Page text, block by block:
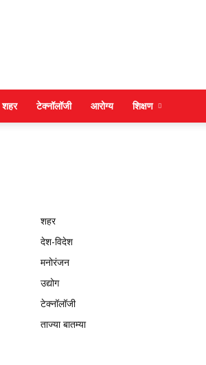
शहर टेक्नॉलॉजी आरोग्य शिक्षण
शहर
देश-विदेश
मनोरंजन
उद्योग
टेक्नॉलॉजी
ताज्या बातम्या